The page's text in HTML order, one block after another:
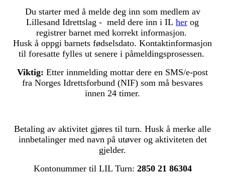
Du starter med å melde deg inn som medlem av
Lillesand Idrettslag - meld dere inn i IL her og
registrer barnet med korrekt informasjon.
Husk å oppgi barnets fødselsdato. Kontaktinformasjon
til foresatte fylles ut senere i påmeldingsprosessen.
Viktig: Etter innmelding mottar dere en SMS/e-post
fra Norges Idrettsforbund (NIF) som må besvares
innen 24 timer.
Betaling av aktivitet gjøres til turn. Husk å merke alle
innbetalinger med navn på utøver og aktiviteten det
gjelder.
Kontonummer til LIL Turn: 2850 21 86304